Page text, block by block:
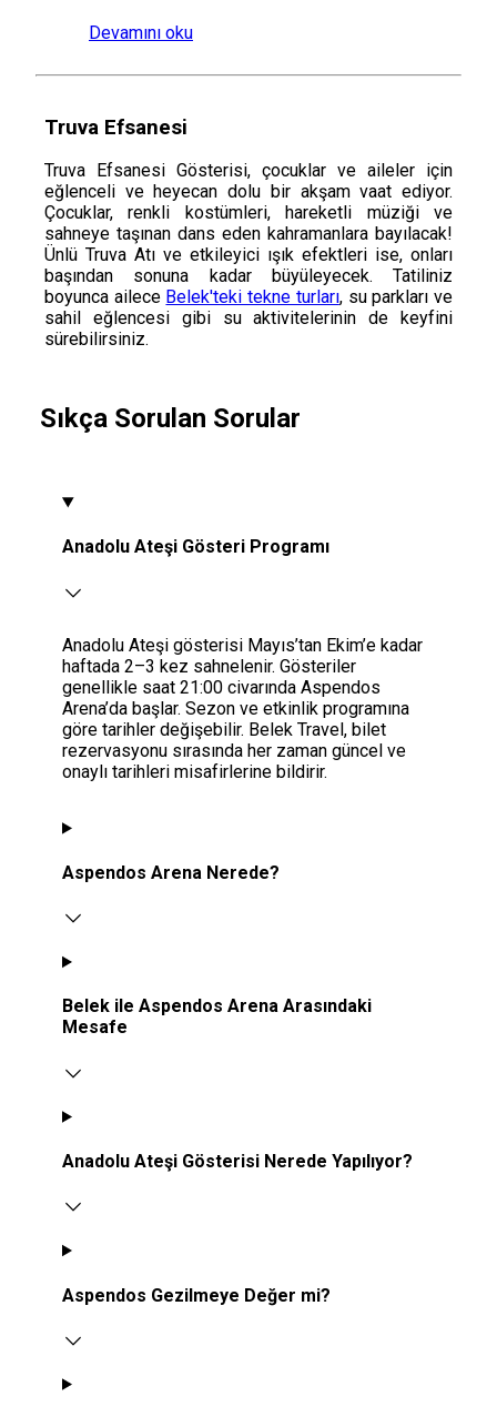
Devamını oku
Truva Efsanesi
Truva Efsanesi Gösterisi, çocuklar ve aileler için
eğlenceli ve heyecan dolu bir akşam vaat ediyor.
Çocuklar, renkli kostümleri, hareketli müziği ve
sahneye taşınan dans eden kahramanlara bayılacak!
Ünlü Truva Atı ve etkileyici ışık efektleri ise, onları
başından sonuna kadar büyüleyecek. Tatiliniz
boyunca ailece Belek'teki tekne turları, su parkları ve
sahil eğlencesi gibi su aktivitelerinin de keyfini
sürebilirsiniz.
Sıkça Sorulan Sorular
Anadolu Ateşi Gösteri Programı
Anadolu Ateşi gösterisi Mayıs’tan Ekim’e kadar
haftada 2–3 kez sahnelenir. Gösteriler
genellikle saat 21:00 civarında Aspendos
Arena’da başlar. Sezon ve etkinlik programına
göre tarihler değişebilir. Belek Travel, bilet
rezervasyonu sırasında her zaman güncel ve
onaylı tarihleri misafirlerine bildirir.
Aspendos Arena Nerede?
Belek ile Aspendos Arena Arasındaki
Mesafe
Anadolu Ateşi Gösterisi Nerede Yapılıyor?
Aspendos Gezilmeye Değer mi?